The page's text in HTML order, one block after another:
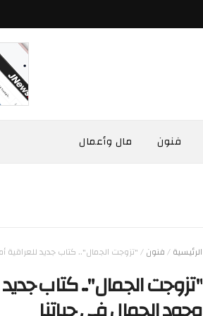
فنون مال وأعمال
الرئيسية/فنون/"تزوجت الجمال".. كتاب جديد للعراقية
"تزوجت الجمال".. كتاب